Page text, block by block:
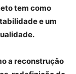
tem como
e um
a reconstrução